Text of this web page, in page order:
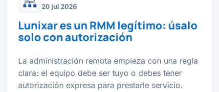
20 jul 2026
Lunixar es un RMM legítimo: úsalo
solo con autorización
La administración remota empieza con una regla
clara: el equipo debe ser tuyo o debes tener
autorización expresa para prestarle servicio.